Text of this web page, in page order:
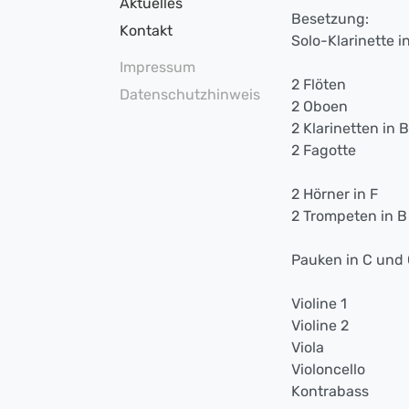
Kontakt
Impressum
Datenschutzhinweis
Besetzung:
Solo-Klarinette
2 Flöten
2 Oboen
2 Klarinetten in B
2 Fagotte
2 Hörner in F
2 Trompeten in B
Pauken in C und
Violine 1
Violine 2
Viola
Violoncello
Kontrabass